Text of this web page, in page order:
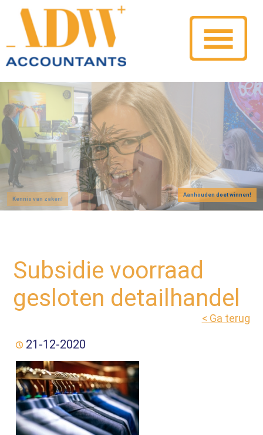
Kennis van zaken!
Aanhouden doet winnen!
Subsidie voorraad
gesloten detailhandel
< Ga terug
21-12-2020